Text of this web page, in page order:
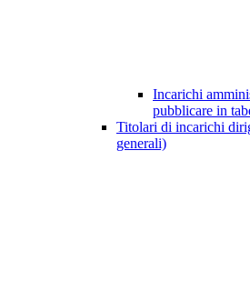
Incarichi
pubblicare in
Titolari di incarichi
generali)